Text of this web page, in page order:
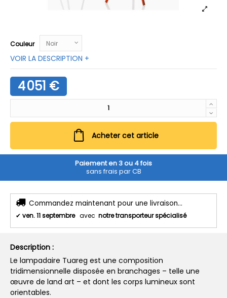
Couleur
VOIR LA DESCRIPTION +
4 051 €
Acheter cet article
Paiement en 3 ou 4 fois
sans frais par CB
Commandez maintenant pour une livraison...
✔ ven. 11 septembre avec notre transporteur spécialisé
Description :
Le lampadaire Tuareg est une composition
tridimensionnelle disposée en branchages – telle une
œuvre de land art – et dont les corps lumineux sont
orientables.